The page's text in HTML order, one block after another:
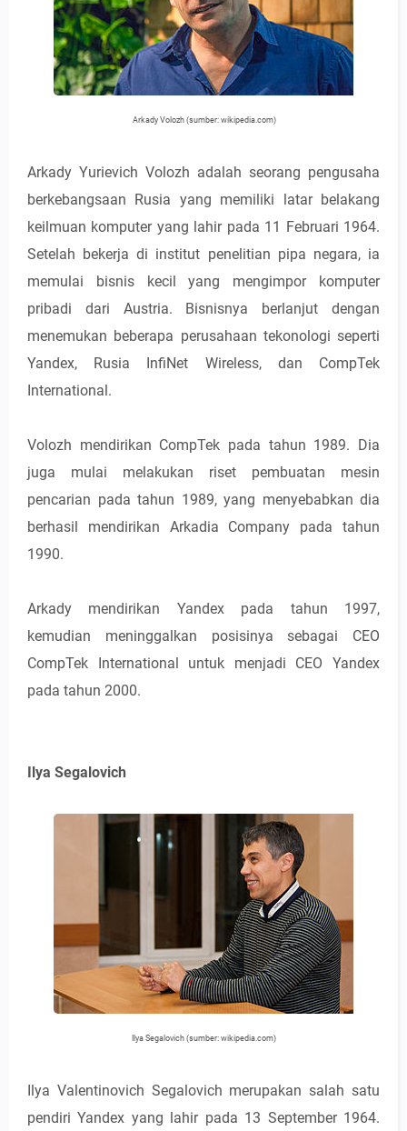
Arkady Volozh (sumber: wikipedia.com)
Arkady Yurievich Volozh adalah seorang pengusaha
berkebangsaan Rusia yang memiliki latar belakang
keilmuan komputer yang lahir pada 11 Februari 1964.
Setelah bekerja di institut penelitian pipa negara, ia
memulai bisnis kecil yang mengimpor komputer
pribadi dari Austria. Bisnisnya berlanjut dengan
menemukan beberapa perusahaan tekonologi seperti
Yandex, Rusia InfiNet Wireless, dan CompTek
International.
Volozh mendirikan CompTek pada tahun 1989. Dia
juga mulai melakukan riset pembuatan mesin
pencarian pada tahun 1989, yang menyebabkan dia
berhasil mendirikan Arkadia Company pada tahun
1990.
Arkady mendirikan Yandex pada tahun 1997,
kemudian meninggalkan posisinya sebagai CEO
CompTek International untuk menjadi CEO Yandex
pada tahun 2000.
Ilya Segalovich
Ilya Segalovich (sumber: wikipedia.com)
Ilya Valentinovich Segalovich merupakan salah satu
pendiri Yandex yang lahir pada 13 September 1964.